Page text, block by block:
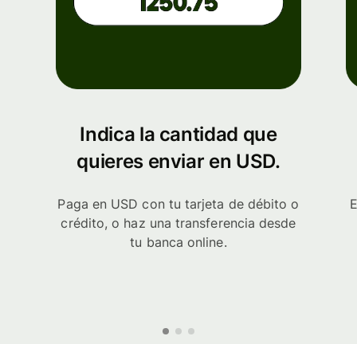
Indica la cantidad que
quieres enviar en USD.
Paga en USD con tu tarjeta de débito o
crédito, o haz una transferencia desde
tu banca online.